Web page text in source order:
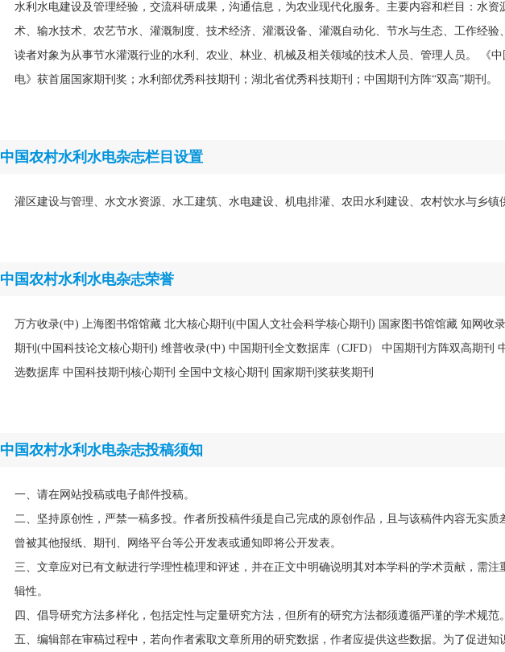
水利水电建设及管理经验，交流科研成果，沟通信息，为农业现代化服务。主要内容和栏目：水资
术、输水技术、农艺节水、灌溉制度、技术经济、灌溉设备、灌溉自动化、节水与生态、工作经验
读者对象为从事节水灌溉行业的水利、农业、林业、机械及相关领域的技术人员、管理人员。 《
电》获首届国家期刊奖；水利部优秀科技期刊；湖北省优秀科技期刊；中国期刊方阵“双高”期刊。
中国农村水利水电杂志栏目设置
灌区建设与管理、水文水资源、水工建筑、水电建设、机电排灌、农田水利建设、农村饮水与乡镇
中国农村水利水电杂志荣誉
万方收录(中) 上海图书馆馆藏 北大核心期刊(中国人文社会科学核心期刊) 国家图书馆馆藏 知网收
期刊(中国科技论文核心期刊) 维普收录(中) 中国期刊全文数据库（CJFD） 中国期刊方阵双高期刊
选数据库 中国科技期刊核心期刊 全国中文核心期刊 国家期刊奖获奖期刊
中国农村水利水电杂志投稿须知
一、请在网站投稿或电子邮件投稿。
二、坚持原创性，严禁一稿多投。作者所投稿件须是自己完成的原创作品，且与该稿件内容无实质
曾被其他报纸、期刊、网络平台等公开发表或通知即将公开发表。
三、文章应对已有文献进行学理性梳理和评述，并在正文中明确说明其对本学科的学术贡献，需注
辑性。
四、倡导研究方法多样化，包括定性与定量研究方法，但所有的研究方法都须遵循严谨的学术规范。
五、编辑部在审稿过程中，若向作者索取文章所用的研究数据，作者应提供这些数据。为了促进知